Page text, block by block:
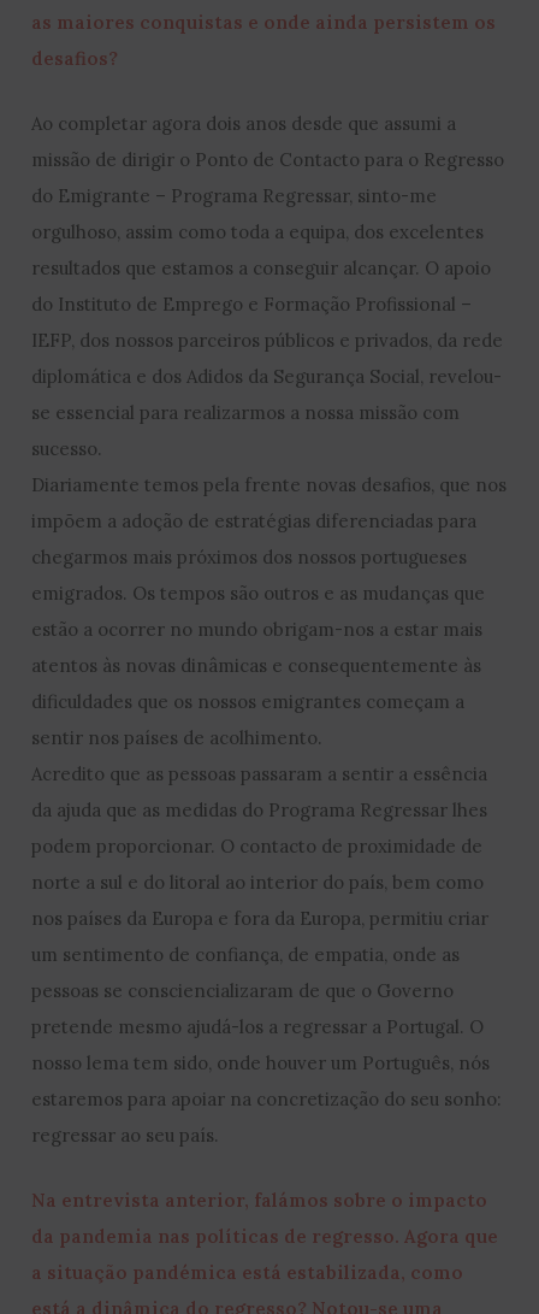
as maiores conquistas e onde ainda persistem os
desafios?
Ao completar agora dois anos desde que assumi a
missão de dirigir o Ponto de Contacto para o Regresso
do Emigrante – Programa Regressar, sinto-me
orgulhoso, assim como toda a equipa, dos excelentes
resultados que estamos a conseguir alcançar. O apoio
do Instituto de Emprego e Formação Profissional –
IEFP, dos nossos parceiros públicos e privados, da rede
diplomática e dos Adidos da Segurança Social, revelou-
se essencial para realizarmos a nossa missão com
sucesso.
Diariamente temos pela frente novas desafios, que nos
impõem a adoção de estratégias diferenciadas para
chegarmos mais próximos dos nossos portugueses
emigrados. Os tempos são outros e as mudanças que
estão a ocorrer no mundo obrigam-nos a estar mais
atentos às novas dinâmicas e consequentemente às
dificuldades que os nossos emigrantes começam a
sentir nos países de acolhimento.
Acredito que as pessoas passaram a sentir a essência
da ajuda que as medidas do Programa Regressar lhes
podem proporcionar. O contacto de proximidade de
norte a sul e do litoral ao interior do país, bem como
nos países da Europa e fora da Europa, permitiu criar
um sentimento de confiança, de empatia, onde as
pessoas se consciencializaram de que o Governo
pretende mesmo ajudá-los a regressar a Portugal. O
nosso lema tem sido, onde houver um Português, nós
estaremos para apoiar na concretização do seu sonho:
regressar ao seu país.
Na entrevista anterior, falámos sobre o impacto
da pandemia nas políticas de regresso. Agora que
a situação pandémica está estabilizada, como
está a dinâmica do regresso? Notou-se uma